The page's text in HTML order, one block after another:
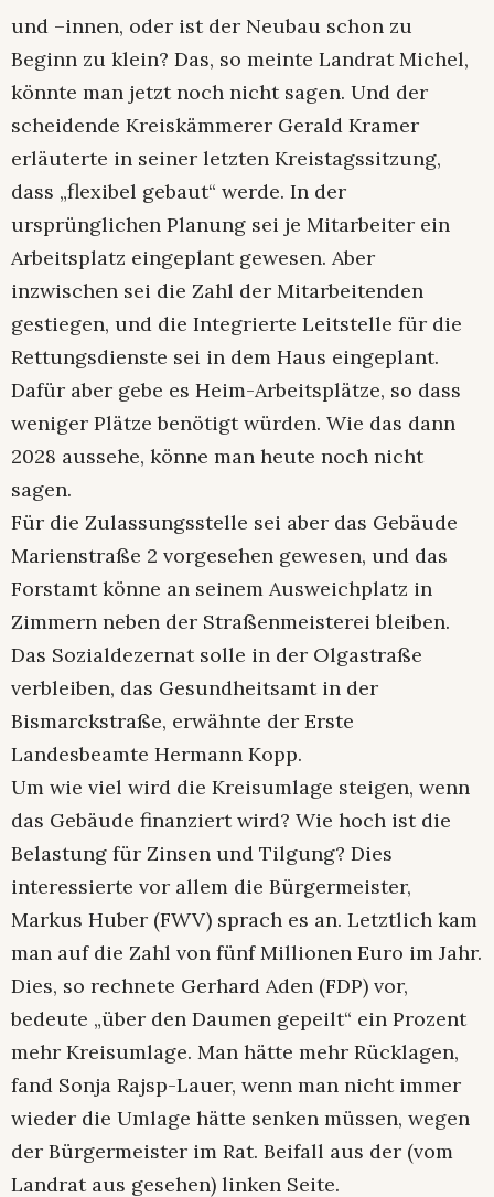
und –innen, oder ist der Neubau schon zu
Beginn zu klein? Das, so meinte Landrat Michel,
könnte man jetzt noch nicht sagen. Und der
scheidende Kreiskämmerer Gerald Kramer
erläuterte in seiner letzten Kreistagssitzung,
dass „flexibel gebaut“ werde. In der
ursprünglichen Planung sei je Mitarbeiter ein
Arbeitsplatz eingeplant gewesen. Aber
inzwischen sei die Zahl der Mitarbeitenden
gestiegen, und die Integrierte Leitstelle für die
Rettungsdienste sei in dem Haus eingeplant.
Dafür aber gebe es Heim-Arbeitsplätze, so dass
weniger Plätze benötigt würden. Wie das dann
2028 aussehe, könne man heute noch nicht
sagen.
Für die Zulassungsstelle sei aber das Gebäude
Marienstraße 2 vorgesehen gewesen, und das
Forstamt könne an seinem Ausweichplatz in
Zimmern neben der Straßenmeisterei bleiben.
Das Sozialdezernat solle in der Olgastraße
verbleiben, das Gesundheitsamt in der
Bismarckstraße, erwähnte der Erste
Landesbeamte Hermann Kopp.
Um wie viel wird die Kreisumlage steigen, wenn
das Gebäude finanziert wird? Wie hoch ist die
Belastung für Zinsen und Tilgung? Dies
interessierte vor allem die Bürgermeister,
Markus Huber (FWV) sprach es an. Letztlich kam
man auf die Zahl von fünf Millionen Euro im Jahr.
Dies, so rechnete Gerhard Aden (FDP) vor,
bedeute „über den Daumen gepeilt“ ein Prozent
mehr Kreisumlage. Man hätte mehr Rücklagen,
fand Sonja Rajsp-Lauer, wenn man nicht immer
wieder die Umlage hätte senken müssen, wegen
der Bürgermeister im Rat. Beifall aus der (vom
Landrat aus gesehen) linken Seite.